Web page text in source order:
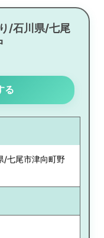
/石川県/七尾
る
/七尾市津向町野